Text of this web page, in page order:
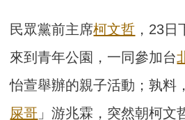
民眾黨前主席柯文哲 ，23
來到青年公園，一同參加台
怡萱舉辦的親子活動；孰料
屎哥 」游兆霖，突然朝柯文